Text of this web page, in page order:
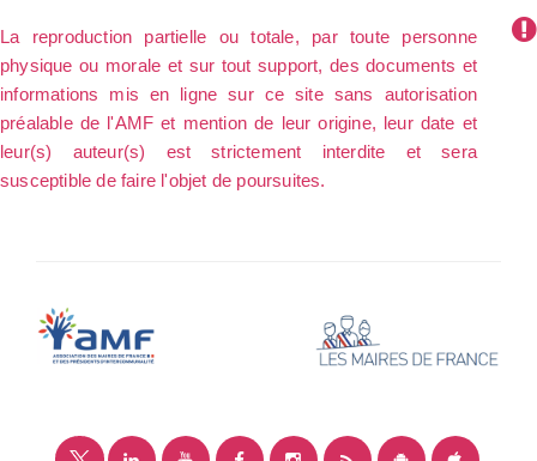
La reproduction partielle ou totale, par toute personne
physique ou morale et sur tout support, des documents et
informations mis en ligne sur ce site sans autorisation
préalable de l'AMF et mention de leur origine, leur date et
leur(s) auteur(s) est strictement interdite et sera
susceptible de faire l'objet de poursuites.